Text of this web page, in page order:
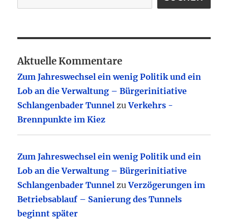
Aktuelle Kommentare
Zum Jahreswechsel ein wenig Politik und ein
Lob an die Verwaltung – Bürgerinitiative
Schlangenbader Tunnel zuVerkehrs -
Brennpunkte im Kiez
Zum Jahreswechsel ein wenig Politik und ein
Lob an die Verwaltung – Bürgerinitiative
Schlangenbader Tunnel zuVerzögerungen im
Betriebsablauf – Sanierung des Tunnels
beginnt später